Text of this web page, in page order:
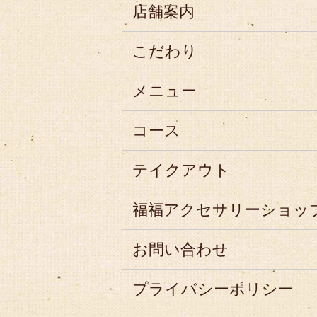
店舗案内
こだわり
メニュー
コース
テイクアウト
福福アクセサリーショッ
お問い合わせ
プライバシーポリシー